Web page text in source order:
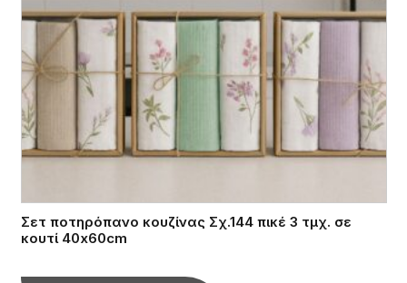
Σετ ποτηρόπανo κουζίνας Σχ.144 πικέ 3 τμχ. σε
κουτί 40x60cm